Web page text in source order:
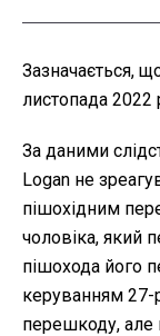
Зазначається,
листопада
За даними
Logan не
пішохідним
чоловіка, який
пішохода його
керуванням 27-
перешкоду,